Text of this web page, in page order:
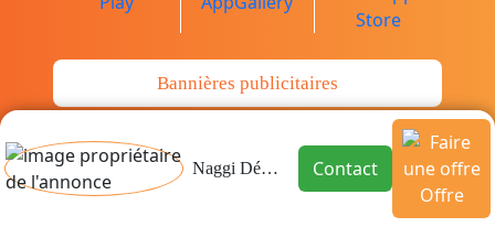
Naggi Déménagement
Contact
Offre
Bannières publicitaires
© Copyright 2014-2026 Cava.tn Limited Tous
les droits sont réservés.